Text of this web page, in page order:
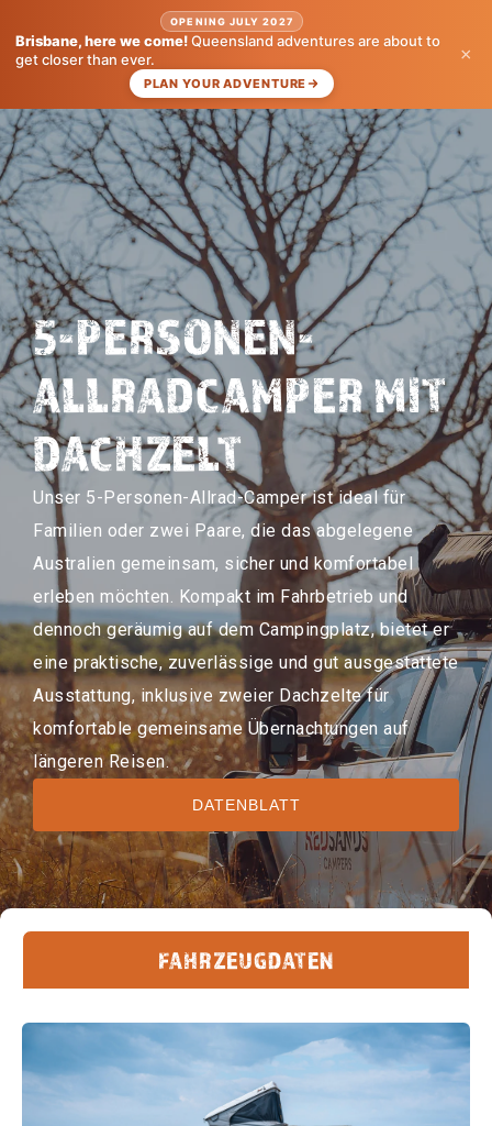
OPENING JULY 2027
Brisbane, here we come!Queensland adventures are about to
get closer than ever.
PLAN YOUR ADVENTURE
×
5-PERSONEN-
ALLRADCAMPER MIT
DACHZELT
Unser 5-Personen-Allrad-Camper ist ideal für
Familien oder zwei Paare, die das abgelegene
Australien gemeinsam, sicher und komfortabel
erleben möchten. Kompakt im Fahrbetrieb und
dennoch geräumig auf dem Campingplatz, bietet er
eine praktische, zuverlässige und gut ausgestattete
Ausstattung, inklusive zweier Dachzelte für
komfortable gemeinsame Übernachtungen auf
längeren Reisen.
DATENBLATT
FAHRZEUGDATEN